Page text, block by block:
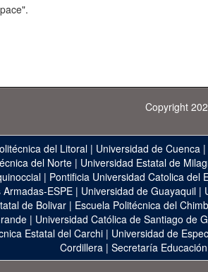
Copyright
del Litoral | Universidad de Cuenca |
del Norte| Universidad Estatal de
| Pontificia Universidad Catolica del
ESPE | Universidad de Guayaquil |
de Bolivar| Escuela Politécnica del
| Universidad Católica de Santiago de
Estatal del Carchi | Universidad de
Cordillera| Secretaría